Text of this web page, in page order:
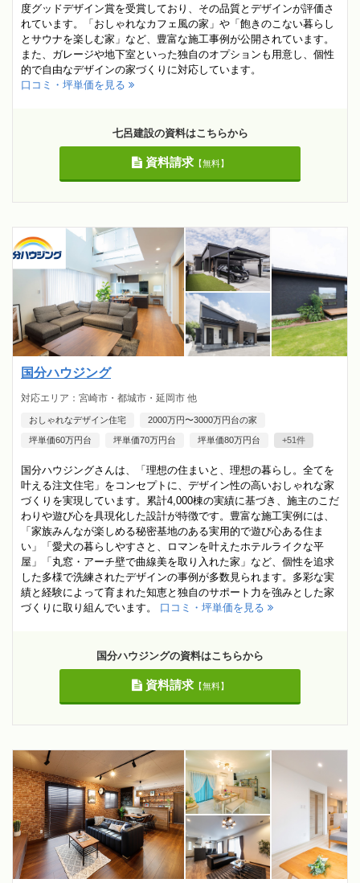
度グッドデザイン賞を受賞しており、その品質とデザインが評価さ
れています。「おしゃれなカフェ風の家」や「飽きのこない暮らし
とサウナを楽しむ家」など、豊富な施工事例が公開されています。
また、ガレージや地下室といった独自のオプションも用意し、個性
的で自由なデザインの家づくりに対応しています。
口コミ・坪単価を見る
七呂建設の資料はこちらから
資料請求【無料】
国分ハウジング
対応エリア：宮崎市・都城市・延岡市 他
おしゃれなデザイン住宅 2000万円〜3000万円台の家
坪単価60万円台 坪単価70万円台 坪単価80万円台 +51件
国分ハウジングさんは、「理想の住まいと、理想の暮らし。全てを
叶える注文住宅」をコンセプトに、デザイン性の高いおしゃれな家
づくりを実現しています。累計4,000棟の実績に基づき、施主のこだ
わりや遊び心を具現化した設計が特徴です。豊富な施工実例には、
「家族みんなが楽しめる秘密基地のある実用的で遊び心ある住ま
い」「愛犬の暮らしやすさと、ロマンを叶えたホテルライクな平
屋」「丸窓・アーチ壁で曲線美を取り入れた家」など、個性を追求
した多様で洗練されたデザインの事例が多数見られます。多彩な実
績と経験によって育まれた知恵と独自のサポート力を強みとした家
づくりに取り組んでいます。 口コミ・坪単価を見る
国分ハウジングの資料はこちらから
資料請求【無料】